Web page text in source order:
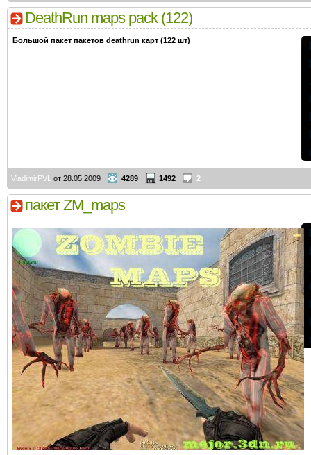
DeathRun maps pack (122)
Большой пакет пакетов deathrun карт (122 шт)
VladimirPVL от 28.05.2009 4289 1492 2
пакет ZM_maps